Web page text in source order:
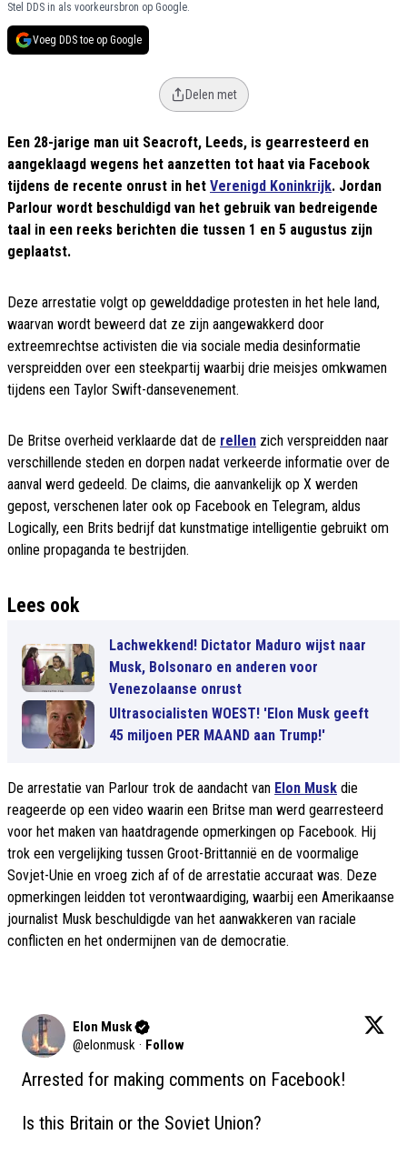
Stel DDS in als voorkeursbron op Google.
Voeg DDS toe op Google
Delen met
Een 28-jarige man uit Seacroft, Leeds, is gearresteerd en
aangeklaagd wegens het aanzetten tot haat via Facebook
tijdens de recente onrust in het Verenigd Koninkrijk. Jordan
Parlour wordt beschuldigd van het gebruik van bedreigende
taal in een reeks berichten die tussen 1 en 5 augustus zijn
geplaatst.
Deze arrestatie volgt op gewelddadige protesten in het hele land,
waarvan wordt beweerd dat ze zijn aangewakkerd door
extreemrechtse activisten die via sociale media desinformatie
verspreidden over een steekpartij waarbij drie meisjes omkwamen
tijdens een Taylor Swift-dansevenement.
De Britse overheid verklaarde dat de rellen zich verspreidden naar
verschillende steden en dorpen nadat verkeerde informatie over de
aanval werd gedeeld. De claims, die aanvankelijk op X werden
gepost, verschenen later ook op Facebook en Telegram, aldus
Logically, een Brits bedrijf dat kunstmatige intelligentie gebruikt om
online propaganda te bestrijden.
Lees ook
Lachwekkend! Dictator Maduro wijst naar
Musk, Bolsonaro en anderen voor
Venezolaanse onrust
Ultrasocialisten WOEST! 'Elon Musk geeft
45 miljoen PER MAAND aan Trump!'
De arrestatie van Parlour trok de aandacht van Elon Musk die
reageerde op een video waarin een Britse man werd gearresteerd
voor het maken van haatdragende opmerkingen op Facebook. Hij
trok een vergelijking tussen Groot-Brittannië en de voormalige
Sovjet-Unie en vroeg zich af of de arrestatie accuraat was. Deze
opmerkingen leidden tot verontwaardiging, waarbij een Amerikaanse
journalist Musk beschuldigde van het aanwakkeren van raciale
conflicten en het ondermijnen van de democratie.
Elon Musk
@elonmusk · Follow
Arrested for making comments on Facebook!
Is this Britain or the Soviet Union?